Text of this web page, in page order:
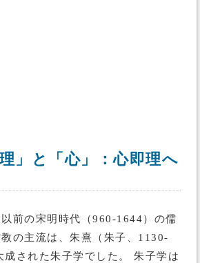
」と「心」：心即理へ
前の宋明時代（960-1644）の儒
の主流は、朱熹（朱子、1130-
成された朱子学でした。 朱子学は